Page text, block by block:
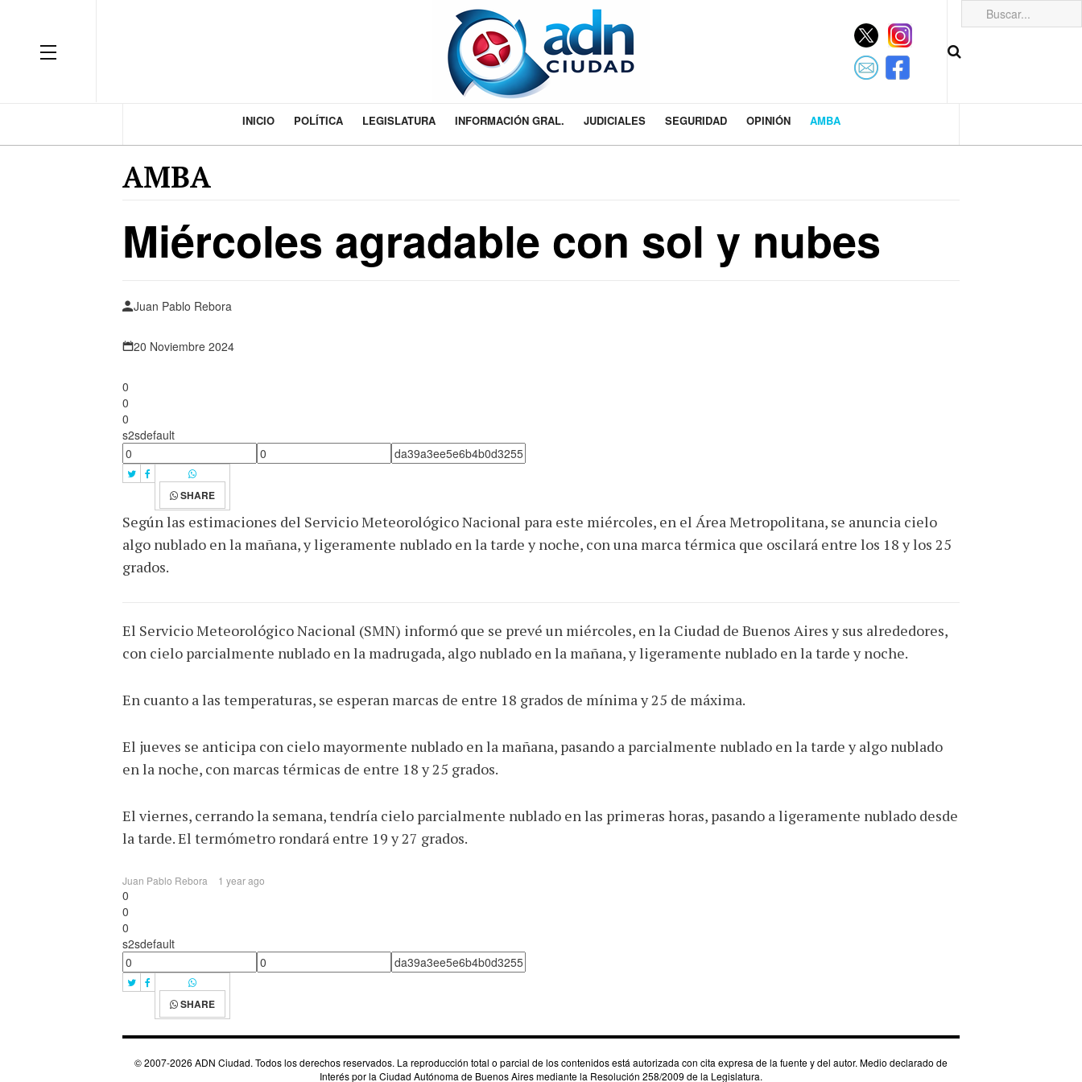
INICIO POLÍTICA LEGISLATURA INFORMACIÓN GRAL. JUDICIALES SEGURIDAD OPINIÓN AMBA
AMBA
Miércoles agradable con sol y nubes
Juan Pablo Rebora
20 Noviembre 2024
0
0
0
s2sdefault
SHARE
Según las estimaciones del Servicio Meteorológico Nacional para este miércoles, en el Área Metropolitana, se anuncia cielo
algo nublado en la mañana, y ligeramente nublado en la tarde y noche, con una marca térmica que oscilará entre los 18 y los 25
grados.
El Servicio Meteorológico Nacional (SMN) informó que se prevé un miércoles, en la Ciudad de Buenos Aires y sus alrededores,
con cielo parcialmente nublado en la madrugada, algo nublado en la mañana, y ligeramente nublado en la tarde y noche.
En cuanto a las temperaturas, se esperan marcas de entre 18 grados de mínima y 25 de máxima.
El jueves se anticipa con cielo mayormente nublado en la mañana, pasando a parcialmente nublado en la tarde y algo nublado
en la noche, con marcas térmicas de entre 18 y 25 grados.
El viernes, cerrando la semana, tendría cielo parcialmente nublado en las primeras horas, pasando a ligeramente nublado desde
la tarde. El termómetro rondará entre 19 y 27 grados.
Juan Pablo Rebora 1 year ago
0
0
0
s2sdefault
SHARE
© 2007-2026 ADN Ciudad. Todos los derechos reservados. La reproducción total o parcial de los contenidos está autorizada con cita expresa de la fuente y del autor. Medio declarado de
Interés por la Ciudad Autónoma de Buenos Aires mediante la Resolución 258/2009 de la Legislatura.